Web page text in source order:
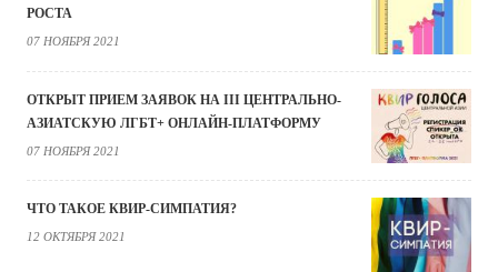
РОСТА
07 НОЯБРЯ 2021
ОТКРЫТ ПРИЕМ ЗАЯВОК НА III ЦЕНТРАЛЬНО-
АЗИАТСКУЮ ЛГБТ+ ОНЛАЙН-ПЛАТФОРМУ
07 НОЯБРЯ 2021
ЧТО ТАКОЕ КВИР-СИМПАТИЯ?
12 ОКТЯБРЯ 2021